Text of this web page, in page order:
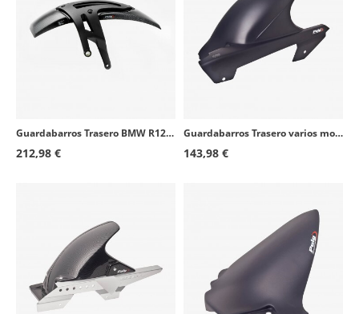
Guardabarros Trasero BMW R1200R/RS (18), R1250R/RS (18-26) Símil carbono Puig 3503C
212,98 €
Guardabarros Trasero varios modelos de Honda Negro mate Puig 4127J
143,98 €